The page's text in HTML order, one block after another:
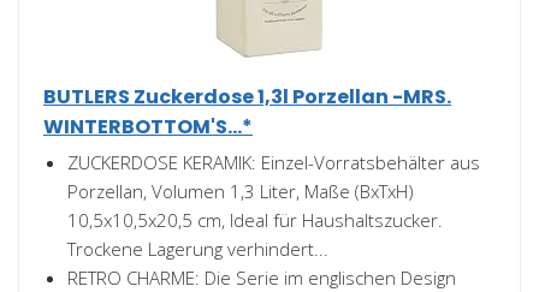
BUTLERS Zuckerdose 1,3l Porzellan -MRS.
WINTERBOTTOM'S...*
ZUCKERDOSE KERAMIK: Einzel-Vorratsbehälter aus
Porzellan, Volumen 1,3 Liter, Maße (BxTxH)
10,5x10,5x20,5 cm, Ideal für Haushaltszucker.
Trockene Lagerung verhindert...
RETRO CHARME: Die Serie im englischen Design